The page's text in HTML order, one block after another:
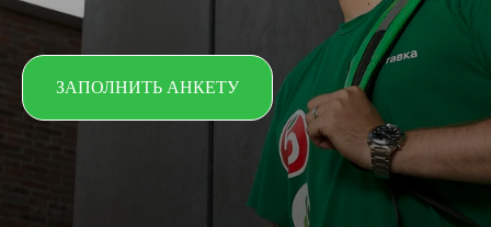
ЗАПОЛНИТЬ АНКЕТУ